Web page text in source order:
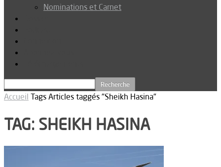
Nominations et Carnet
Accueil Tags Articles taggés "Sheikh Hasina"
TAG: SHEIKH HASINA